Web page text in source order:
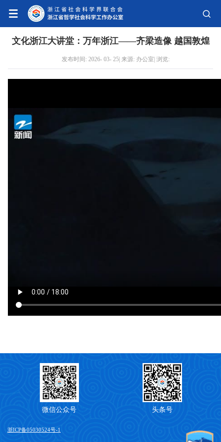
文化浙江大讲堂：万年浙江——齐梁造像 越国敦煌
发布时间: 2026- 03- 25| 来源: 办公室| 浏览:
微信公众号 头条号
浙ICP备05030524号-1